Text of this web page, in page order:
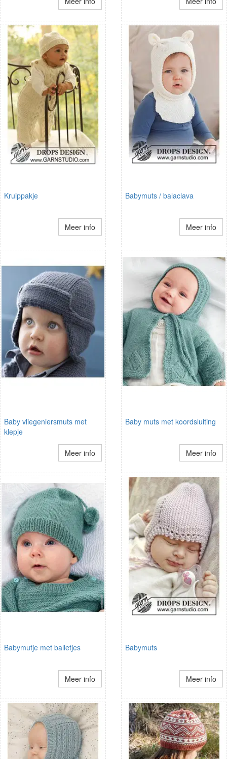
Kruippakje
Meer info
Babymuts / balaclava
Meer info
Baby vliegeniersmuts met
klepje
Meer info
Baby muts met koordsluiting
Meer info
Babymutje met balletjes
Meer info
Babymuts
Meer info